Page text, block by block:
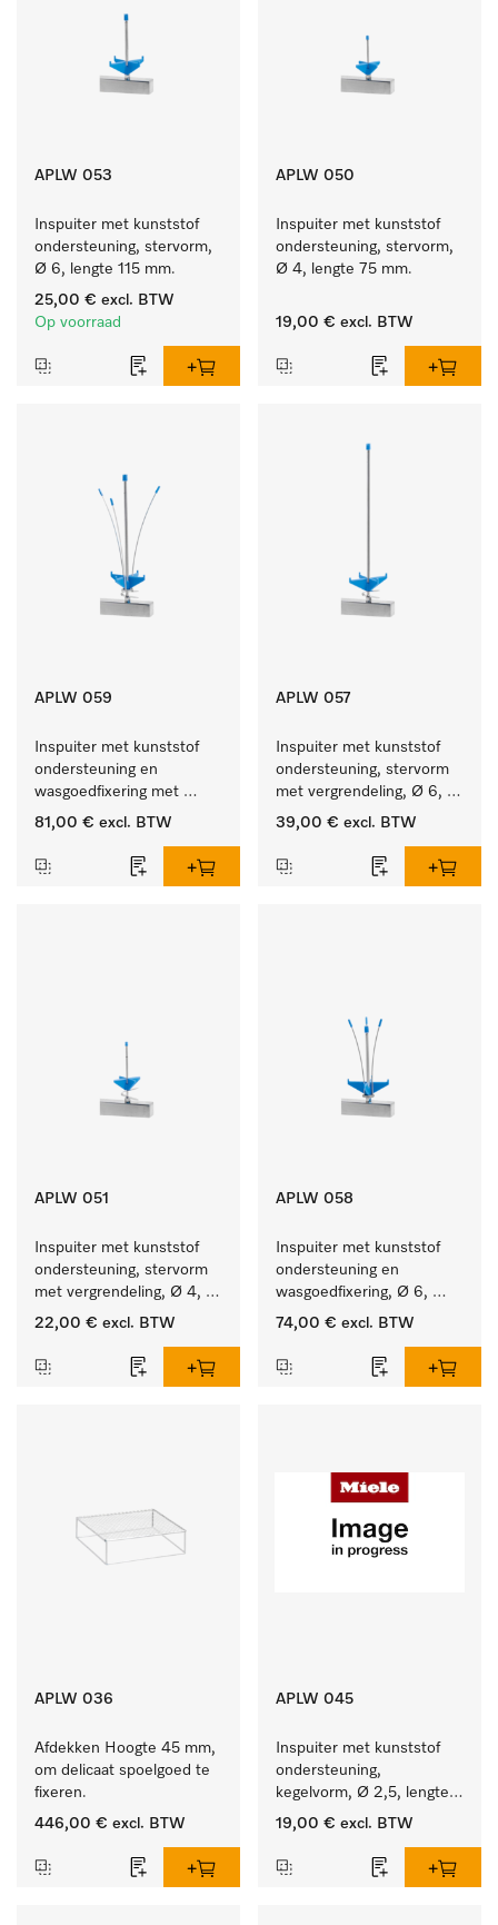
APLW 053
Inspuiter met kunststof
ondersteuning, stervorm,
Ø 6, lengte 115 mm.
25,00 € excl. BTW
Op voorraad
APLW 050
Inspuiter met kunststof
ondersteuning, stervorm,
Ø 4, lengte 75 mm.
19,00 € excl. BTW
APLW 059
Inspuiter met kunststof
ondersteuning en
wasgoedfixering met
vergr., Ø 6, lengte
81,00 € excl. BTW
APLW 057
Inspuiter met kunststof
ondersteuning, stervorm
met vergrendeling, Ø 6,
lengte 275 mm.
39,00 € excl. BTW
APLW 051
Inspuiter met kunststof
ondersteuning, stervorm
met vergrendeling, Ø 4,
lengte 110 mm.
22,00 € excl. BTW
APLW 058
Inspuiter met kunststof
ondersteuning en
wasgoedfixering, Ø 6,
lengte 135 mm.
74,00 € excl. BTW
APLW 036
Afdekken Hoogte 45 mm,
om delicaat spoelgoed te
fixeren.
446,00 € excl. BTW
APLW 045
Inspuiter met kunststof
ondersteuning,
kegelvorm, Ø 2,5, lengte
80 mm.
19,00 € excl. BTW